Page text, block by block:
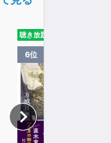
聴き放題
6位